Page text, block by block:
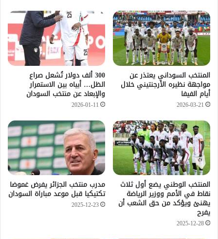
المنتخب السوداني يعتذر عن
مواجهة نظيره الأرجنتيني خلال
أيام الفيفا
2026-03-21
300 ألف دولار تُشعل صراع
الظل… أبياه بين الاستمرار
والإبعاد عن منتخب السودان
2026-01-11
المنتخب الوطني يضع أول ثلاث
نقاط في الأمم ووزير الرياضة
يهنئ ويؤكد من حق الشعب أن
يفرح
2025-12-28
مدرب منتخب الجزائر يفرض غموضا
تكتيكيا قبل موعد مباراة السودان
2025-12-23